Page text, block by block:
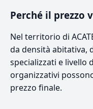
Perché il prezzo
Nel territorio di
da densità abitativa,
specializzati e livello
organizzativi
prezzo finale.